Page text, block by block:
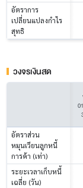
อัตราการ
เปลี่ยนแปลงกำไร
สุทธิ
วงจรเงินสด
อัตราส่วน
หมุนเวียนลูกหนี้
การค้า (เท่า)
ระยะเวลาเก็บหนี้
เฉลี่ย (วัน)